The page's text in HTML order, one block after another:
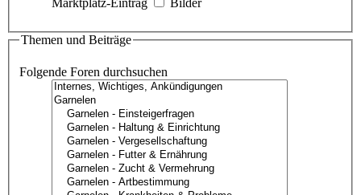
Marktplatz-Eintrag
Bilder
Themen und Beiträge
Folgende Foren durchsuchen